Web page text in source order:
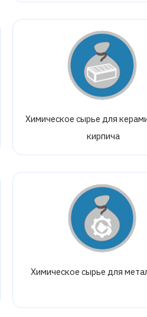
Химическое сырье для
кирпича
Химическое сырье для